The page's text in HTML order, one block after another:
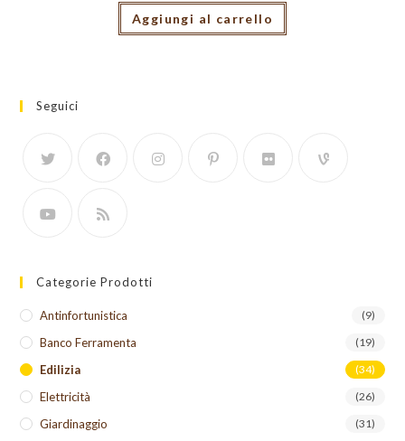
Aggiungi al carrello
Seguici
Categorie Prodotti
Antinfortunistica (9)
Banco Ferramenta (19)
Edilizia (34)
Elettricità (26)
Giardinaggio (31)